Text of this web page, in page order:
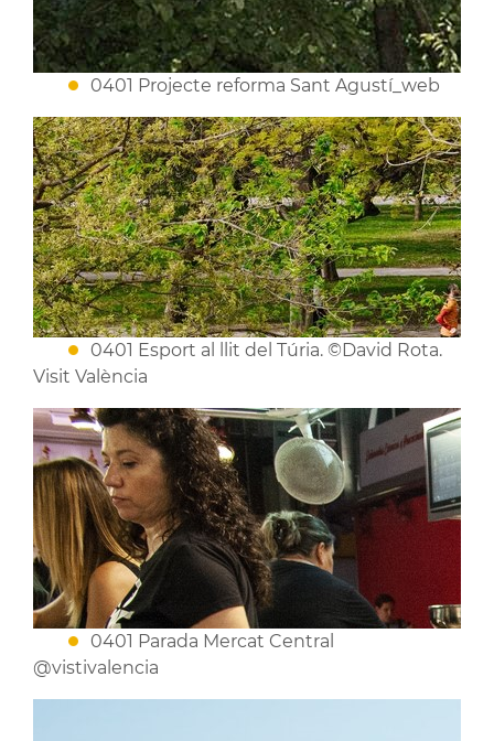
0401 Projecte reforma Sant Agustí_web
0401 Esport al llit del Túria. ©David Rota.
Visit València
0401 Parada Mercat Central
@vistivalencia